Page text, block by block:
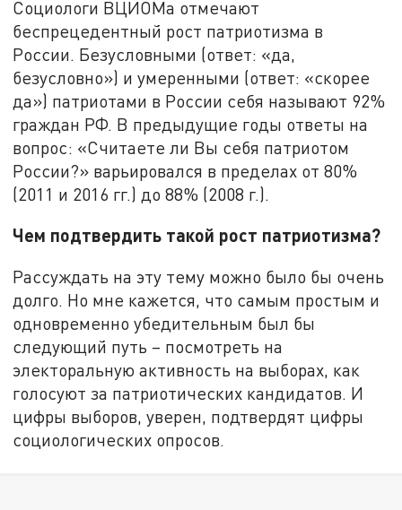
Социологи ВЦИОМа отмечают
беспрецедентный рост патриотизма в
России. Безусловными (ответ: «да,
безусловно») и умеренными (ответ: «скорее
да») патриотами в России себя называют 92%
граждан РФ. В предыдущие годы ответы на
вопрос: «Считаете ли Вы себя патриотом
России?» варьировался в пределах от 80%
(2011 и 2016 гг.) до 88% (2008 г.).
Чем подтвердить такой рост патриотизма?
Рассуждать на эту тему можно было бы очень
долго. Но мне кажется, что самым простым и
одновременно убедительным был бы
следующий путь – посмотреть на
электоральную активность на выборах, как
голосуют за патриотических кандидатов. И
цифры выборов, уверен, подтвердят цифры
социологических опросов.